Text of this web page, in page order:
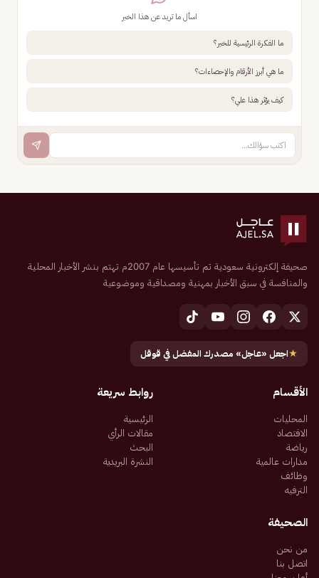
اسأل ما تريد عن هذا الخبر
ما الفكرة الرئيسية للخبر؟
ما هي أبرز الأرقام والإحصاءات؟
كيف يؤثر هذا علي؟
صحيفة إلكترونية سعودية تم تأسيسها عام 2007م تهتم بنشر الأخبار المحلية
والمنافسة في سبق الأخبار بمهنية ومصداقية وموضوعية
★اجعل «عاجل» مصدرك المفضل في قوقل
الأقسام
المحليات
الاقتصاد
رياضة
مدارات عالمية
وظائف
الترفيه
روابط سريعة
الرئيسية
مقالات الرأي
البحث
النشرة البريدية
الصحيفة
من نحن
اتصل بنا